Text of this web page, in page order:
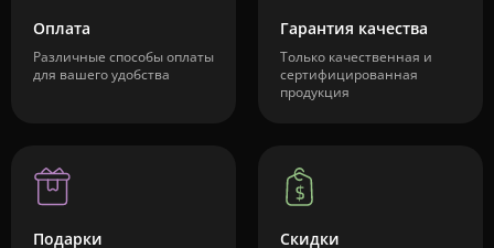
Оплата
Различные способы оплаты
для вашего удобства
Гарантия качества
Только качественная и
сертифицированная
продукция
Подарки Скидки